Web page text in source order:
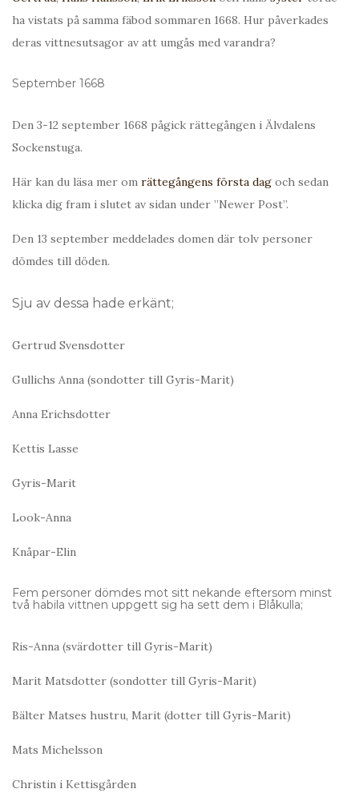
ha vistats på samma fäbod sommaren 1668. Hur påverkades
deras vittnesutsagor av att umgås med varandra?
September 1668
Den 3-12 september 1668 pågick rättegången i Älvdalens
Sockenstuga.
Här kan du läsa mer om rättegångens första dag och sedan
klicka dig fram i slutet av sidan under ”Newer Post”.
Den 13 september meddelades domen där tolv personer
dömdes till döden.
Sju av dessa hade erkänt;
Gertrud Svensdotter
Gullichs Anna (sondotter till Gyris-Marit)
Anna Erichsdotter
Kettis Lasse
Gyris-Marit
Look-Anna
Knåpar-Elin
Fem personer dömdes mot sitt nekande eftersom minst
två habila vittnen uppgett sig ha sett dem i Blåkulla;
Ris-Anna (svärdotter till Gyris-Marit)
Marit Matsdotter (sondotter till Gyris-Marit)
Bälter Matses hustru, Marit (dotter till Gyris-Marit)
Mats Michelsson
Christin i Kettisgården